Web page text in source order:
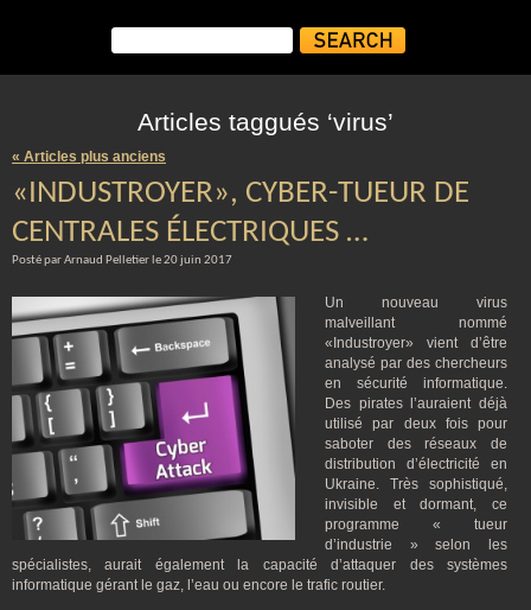
Articles taggués ‘virus’
« Articles plus anciens
«INDUSTROYER», CYBER-TUEUR DE
CENTRALES ÉLECTRIQUES …
Posté par Arnaud Pelletier le 20 juin 2017
Un nouveau virus
malveillant nommé
«Industroyer» vient d’être
analysé par des chercheurs
en sécurité informatique.
Des pirates l’auraient déjà
utilisé par deux fois pour
saboter des réseaux de
distribution d’électricité en
Ukraine. Très sophistiqué,
invisible et dormant, ce
programme « tueur
d’industrie » selon les
spécialistes, aurait également la capacité d’attaquer des systèmes
informatique gérant le gaz, l’eau ou encore le trafic routier.